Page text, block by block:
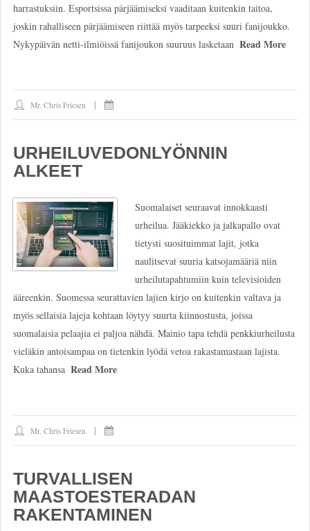
harrastuksiin. Esportsissa pärjäämiseksi vaaditaan kuitenkin taitoa,
joskin rahalliseen pärjäämiseen riittää myös tarpeeksi suuri fanijoukko.
Nykypäivän netti-ilmiöissä fanijoukon suuruus lasketaan Read More
Mr. Chris Friesen
URHEILUVEDONLYÖNNIN
ALKEET
Suomalaiset seuraavat innokkaasti
urheilua. Jääkiekko ja jalkapallo ovat
tietysti suosituimmat lajit, jotka
naulitsevat suuria katsojamääriä niin
urheilutapahtumiin kuin televisioiden
ääreenkin. Suomessa seurattavien lajien kirjo on kuitenkin valtava ja
myös sellaisia lajeja kohtaan löytyy suurta kiinnostusta, joissa
suomalaisia pelaajia ei paljoa nähdä. Mainio tapa tehdä penkkiurheilusta
vieläkin antoisampaa on tietenkin lyödä vetoa rakastamastaan lajista.
Kuka tahansa Read More
Mr. Chris Friesen
TURVALLISEN
MAASTOESTERADAN
RAKENTAMINEN